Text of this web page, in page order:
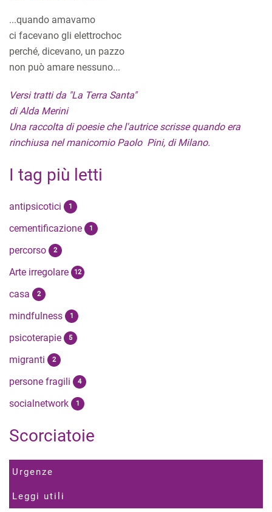
...quando amavamo
ci facevano gli elettrochoc
perché, dicevano, un pazzo
non può amare nessuno...
Versi tratti da "La Terra Santa"
di Alda Merini
Una raccolta di poesie che l'autrice scrisse quando era
rinchiusa nel manicomio Paolo Pini, di Milano.
I tag più letti
antipsicotici 1
cementificazione 1
percorso 2
Arte irregolare 12
casa 2
mindfulness 1
psicoterapie 5
migranti 2
persone fragili 4
socialnetwork 1
Scorciatoie
Urgenze
Leggi utili